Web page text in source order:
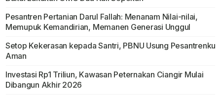
Pesantren Pertanian Darul Fallah: Menanam Nilai-nilai,
Memupuk Kemandirian, Memanen Generasi Unggul
Setop Kekerasan kepada Santri, PBNU Usung Pesantrenku
Aman
Investasi Rp1 Triliun, Kawasan Peternakan Ciangir Mulai
Dibangun Akhir 2026